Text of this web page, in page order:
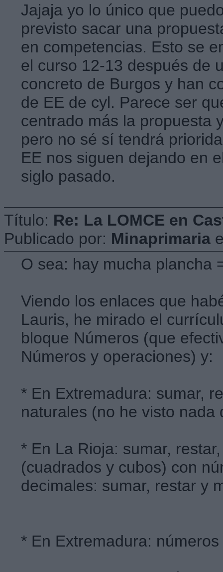
Jajaja yo lo único que
previsto sacar una
en competencias. Esto se
el curso 12-13 después de
concreto de Burgos y han
de EE de cyl. Parece ser
centrado más la propuesta
pero no sé sí tendrá
EE nos siguen dejando en
siglo pasado.
Título: Re: La LOMCE en
Publicado por: Minaprimaria
O sea: hay mucha plancha
Viendo los enlaces que
Lauris, he mirado el
bloque Números (que
Números y operaciones) y:
* En Extremadura: sumar,
naturales (no he visto nada
* En La Rioja: sumar,
(cuadrados y cubos) con
decimales: sumar, restar y
* En Extremadura: